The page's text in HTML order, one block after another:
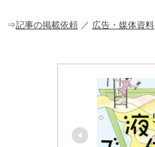
o
⇒記事の掲載依頼 ／ 広告・媒体資料